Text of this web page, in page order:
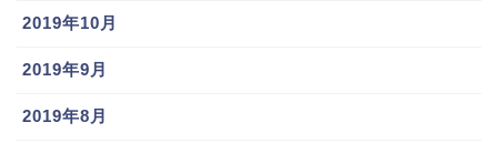
2019年10月
2019年9月
2019年8月